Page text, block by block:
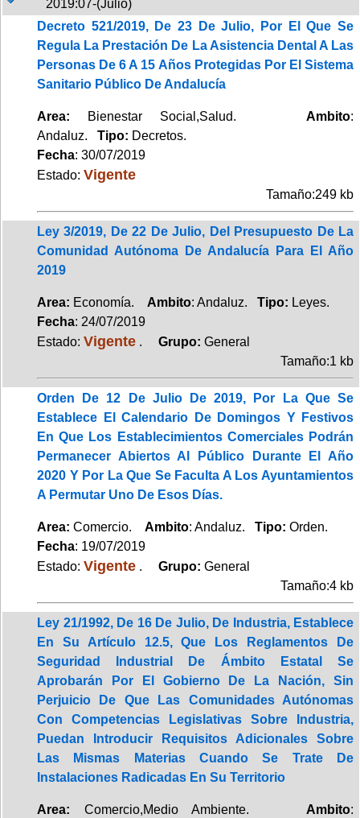
2019:07-(Julio)
Decreto 521/2019, De 23 De Julio, Por El Que Se
Regula La Prestación De La Asistencia Dental A Las
Personas De 6 A 15 Años Protegidas Por El Sistema
Sanitario Público De Andalucía
Area: Bienestar Social,Salud. Ambito:
Andaluz. Tipo: Decretos.
Fecha: 30/07/2019
Estado: Vigente
Tamaño:249 kb
Ley 3/2019, De 22 De Julio, Del Presupuesto De La
Comunidad Autónoma De Andalucía Para El Año
2019
Area: Economía. Ambito: Andaluz. Tipo: Leyes.
Fecha: 24/07/2019
Estado: Vigente . Grupo: General
Tamaño:1 kb
Orden De 12 De Julio De 2019, Por La Que Se
Establece El Calendario De Domingos Y Festivos
En Que Los Establecimientos Comerciales Podrán
Permanecer Abiertos Al Público Durante El Año
2020 Y Por La Que Se Faculta A Los Ayuntamientos
A Permutar Uno De Esos Días.
Area: Comercio. Ambito: Andaluz. Tipo: Orden.
Fecha: 19/07/2019
Estado: Vigente . Grupo: General
Tamaño:4 kb
Ley 21/1992, De 16 De Julio, De Industria, Establece
En Su Artículo 12.5, Que Los Reglamentos De
Seguridad Industrial De Ámbito Estatal Se
Aprobarán Por El Gobierno De La Nación, Sin
Perjuicio De Que Las Comunidades Autónomas
Con Competencias Legislativas Sobre Industria,
Puedan Introducir Requisitos Adicionales Sobre
Las Mismas Materias Cuando Se Trate De
Instalaciones Radicadas En Su Territorio
Area: Comercio,Medio Ambiente. Ambito: